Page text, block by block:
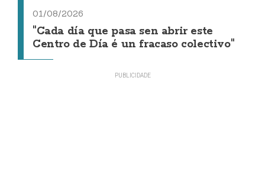
01/08/2026
"Cada día que pasa sen abrir este
Centro de Día é un fracaso colectivo"